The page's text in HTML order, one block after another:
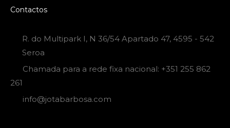
Contactos
R. do Multipark I, N 36/54 Apartado 47, 4595 - 542
Seroa
Chamada para a rede fixa nacional: +351 255 862
261
info@jotabarbosa.com